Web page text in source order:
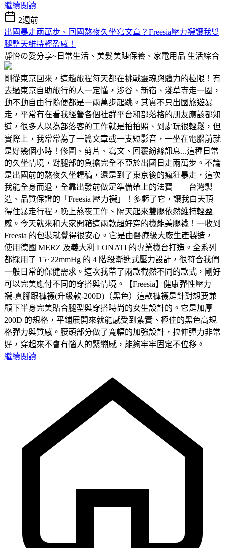
繼續閱讀
2週前
出國暴走兩萬步、回國熬夜久坐寫文章？Freesia壓力襪讓我雙
腿整天維持輕盈感！
靜怡の愛分享~日常生活、美髮美睫保養、家電用品 生活綜合
剛從東京回來，這趟旅程每天都在挑戰靈魂與體力的極限！有
去過東京自助旅行的人一定懂，涉谷、新宿、淺草寺走一圈，
動不動自由行隨便都是一兩萬步起跳。其實不只出國旅遊暴
走，平常有在看我經營各個社群平台和部落格的朋友應該都知
道，很多人以為部落客的工作就是拍拍照、到處玩很輕鬆，但
實際上，我常常為了一篇文章或一支短影音，一坐在電腦前就
是好幾個小時！修圖、剪片、寫文、回覆紛絲訊息...這種日常
的久坐情境，對腿部的負擔完全不亞於出國日走兩萬步。不論
是出國前的熬夜久坐趕稿，還是到了東京後的瘋狂暴走，這次
我能全身而退，全靠出發前做足準備帶上的法寶——台灣製
造、品質保證的「Freesia 壓力襪」！多虧了它，讓我白天頂
得住暴走行程，晚上熬夜工作、隔天起來雙腿依然維持輕盈
感。今天就來和大家開箱這兩款超好穿的機能美腿襪！一收到
Freesia 的包裝就覺得很安心。它是由醫療級大廠生產製造，
使用德國 MERZ 及義大利 LONATI 的專業機台打造。全系列
都採用了 15~22mmHg 的 4 階段漸進式壓力設計，很符合我們
一般日常的保健需求。這次我帶了兩款截然不同的款式，剛好
可以完美應付不同的穿搭與情境。【Freesia】健康彈性壓力
襪-真腳跟褲襪(升級款-200D)（黑色）這款褲襪是針對想要兼
顧下半身完美貼合腿型與穿搭時尚的女生設計的。它是加厚
200D 的規格，平鋪展開來就能感受到紮實、極佳的黑色高規
格彈力與質感。腰頭部分做了寬幅的加強設計，拉伸彈力非常
好，穿起來不會有惱人的緊繃感，能夠牢牢固定不位移。
繼續閱讀